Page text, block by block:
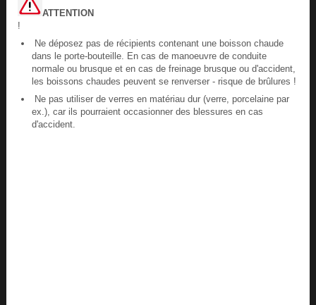
ATTENTION
!
Ne déposez pas de récipients contenant une boisson chaude
dans le porte-bouteille. En cas de manoeuvre de conduite
normale ou brusque et en cas de freinage brusque ou d'accident,
les boissons chaudes peuvent se renverser - risque de brûlures !
Ne pas utiliser de verres en matériau dur (verre, porcelaine par
ex.), car ils pourraient occasionner des blessures en cas
d'accident.